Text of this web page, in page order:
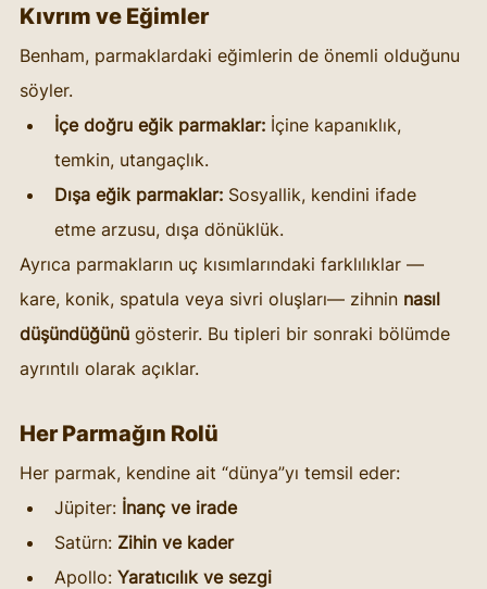
Kıvrım ve Eğimler
Benham, parmaklardaki eğimlerin de önemli olduğunu
söyler.
İçe doğru eğik parmaklar: İçine kapanıklık,
temkin, utangaçlık.
Dışa eğik parmaklar: Sosyallik, kendini ifade
etme arzusu, dışa dönüklük.
Ayrıca parmakların uç kısımlarındaki farklılıklar —
kare, konik, spatula veya sivri oluşları— zihnin nasıl
düşündüğünü gösterir. Bu tipleri bir sonraki bölümde
ayrıntılı olarak açıklar.
Her Parmağın Rolü
Her parmak, kendine ait “dünya”yı temsil eder:
Jüpiter: İnanç ve irade
Satürn: Zihin ve kader
Apollo: Yaratıcılık ve sezgi